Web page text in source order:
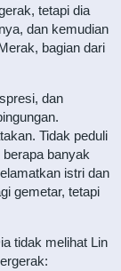
tetapi dia
dan kemudian
bagian dari
dan
Tidak peduli
banyak
istri dan
gemetar, tetapi
tidak melihat Lin